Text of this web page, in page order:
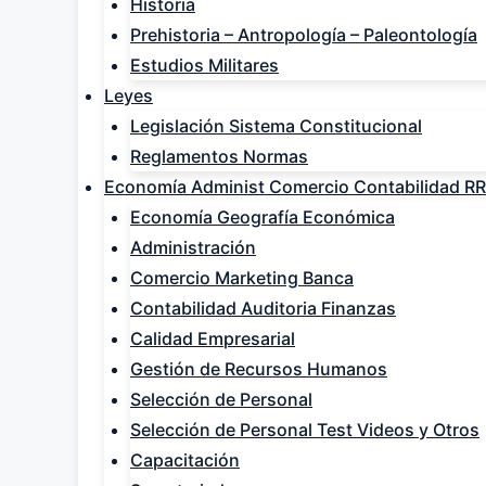
Historia
Prehistoria – Antropología – Paleontología
Estudios Militares
Leyes
Legislación Sistema Constitucional
Reglamentos Normas
Economía Administ Comercio Contabilidad
Economía Geografía Económica
Administración
Comercio Marketing Banca
Contabilidad Auditoria Finanzas
Calidad Empresarial
Gestión de Recursos Humanos
Selección de Personal
Selección de Personal Test Videos y Otros
Capacitación